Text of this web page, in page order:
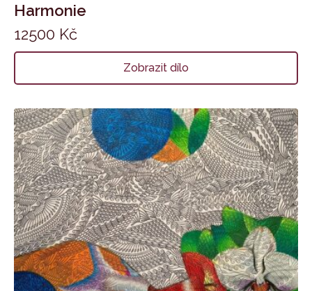
Harmonie
12500 Kč
Zobrazit dílo